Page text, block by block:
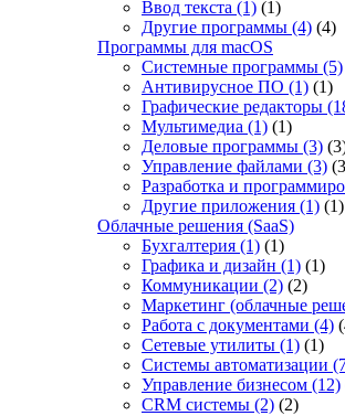
Ввод текста (1) (1)
Другие программы (4) (4)
Программы для macOS
Системные программы (5)
Антивирусное ПО (1) (1)
Графические редакторы
Мультимедиа (1) (1)
Деловые программы (3)
Управление файлами (3)
Разработка и
Другие приложения (1) (1)
Облачные решения (SaaS)
Бухгалтерия (1) (1)
Графика и дизайн (1) (1)
Коммуникации (2) (2)
Маркетинг (облачные
Работа с документами (4)
Сетевые утилиты (1) (1)
Системы автоматизации
Управление бизнесом (12)
CRM системы (2) (2)